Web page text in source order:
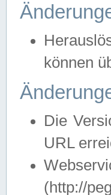
können
Die
URL
(http://